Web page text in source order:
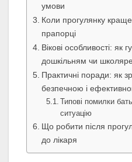
умови
Коли прогулянку
прапорці
Вікові особливості: як
дошкільням чи
Практичні поради: як
безпечною і
Типові помилки
ситуацію
Що робити після
до лікаря